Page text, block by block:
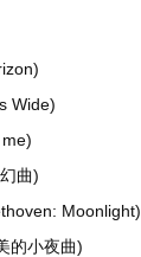
Wide)
曲)
Moonlight)
的小夜曲)